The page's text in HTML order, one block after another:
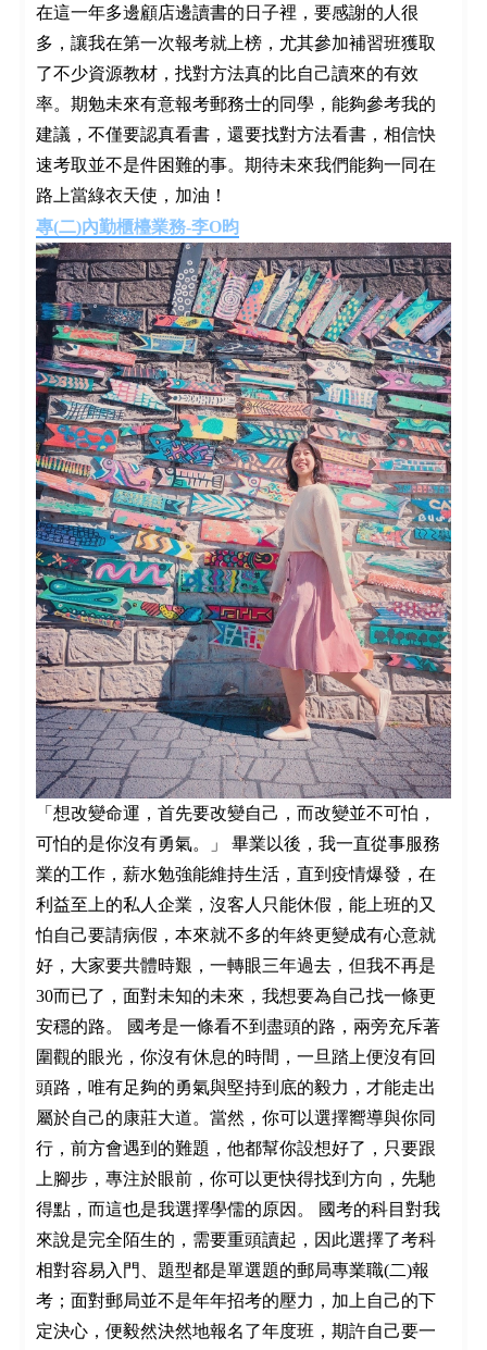
在這一年多邊顧店邊讀書的日子裡，要感謝的人很
多，讓我在第一次報考就上榜，尤其參加補習班獲取
了不少資源教材，找對方法真的比自己讀來的有效
率。期勉未來有意報考郵務士的同學，能夠參考我的
建議，不僅要認真看書，還要找對方法看書，相信快
速考取並不是件困難的事。期待未來我們能夠一同在
路上當綠衣天使，加油！
專(二)內勤櫃檯業務-李O昀
「想改變命運，首先要改變自己，而改變並不可怕，
可怕的是你沒有勇氣。」 畢業以後，我一直從事服務
業的工作，薪水勉強能維持生活，直到疫情爆發，在
利益至上的私人企業，沒客人只能休假，能上班的又
怕自己要請病假，本來就不多的年終更變成有心意就
好，大家要共體時艱，一轉眼三年過去，但我不再是
30而已了，面對未知的未來，我想要為自己找一條更
安穩的路。 國考是一條看不到盡頭的路，兩旁充斥著
圍觀的眼光，你沒有休息的時間，一旦踏上便沒有回
頭路，唯有足夠的勇氣與堅持到底的毅力，才能走出
屬於自己的康莊大道。當然，你可以選擇嚮導與你同
行，前方會遇到的難題，他都幫你設想好了，只要跟
上腳步，專注於眼前，你可以更快得找到方向，先馳
得點，而這也是我選擇學儒的原因。 國考的科目對我
來說是完全陌生的，需要重頭讀起，因此選擇了考科
相對容易入門、題型都是單選題的郵局專業職(二)報
考；面對郵局並不是年年招考的壓力，加上自己的下
定決心，便毅然決然地報名了年度班，期許自己要一